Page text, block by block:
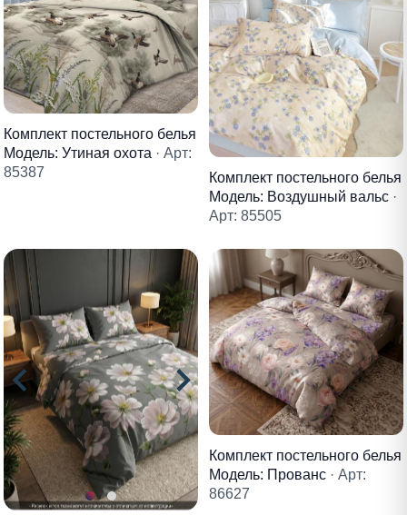
Комплект постельного белья
Модель: Утиная охота · Арт:
85387
Комплект постельного белья
Модель: Воздушный вальс ·
Арт: 85505
Комплект постельного белья
Модель: Прованс · Арт:
86627